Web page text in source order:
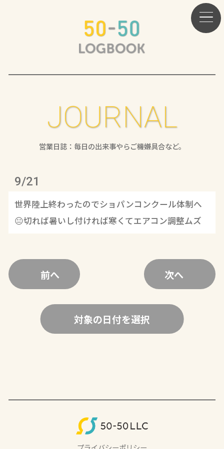
JOURNAL
営業日誌：毎日の出来事やらご機嫌具合など。
9/21
世界陸上終わったのでショパンコンクール体制へ
😐切れば暑いし付ければ寒くてエアコン調整ムズ
前へ 次へ
対象の日付を選択